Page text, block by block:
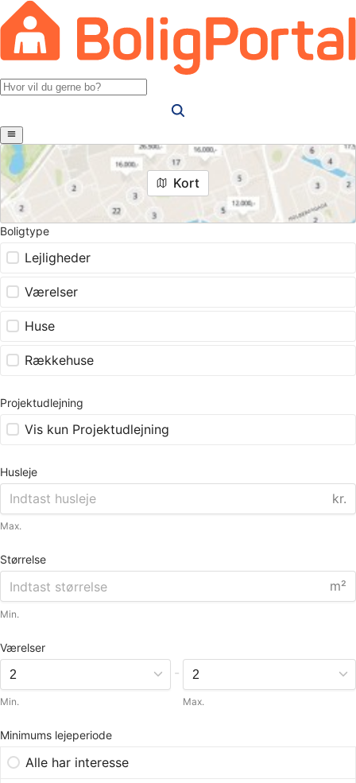
Kort
Boligtype
Lejligheder
Værelser
Huse
Rækkehuse
Projektudlejning
Vis kun Projektudlejning
Husleje
kr.
Max.
Størrelse
m²
Min.
Værelser
Min.
-
Max.
Minimums lejeperiode
Alle har interesse